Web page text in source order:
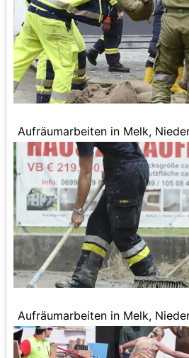
Aufräumarbeiten in Melk,
Aufräumarbeiten in Melk,